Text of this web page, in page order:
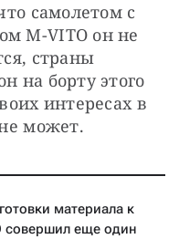
самолетом с
M-VITO он не
страны
на борту этого
интересах в
может.
материала к
совершил еще один